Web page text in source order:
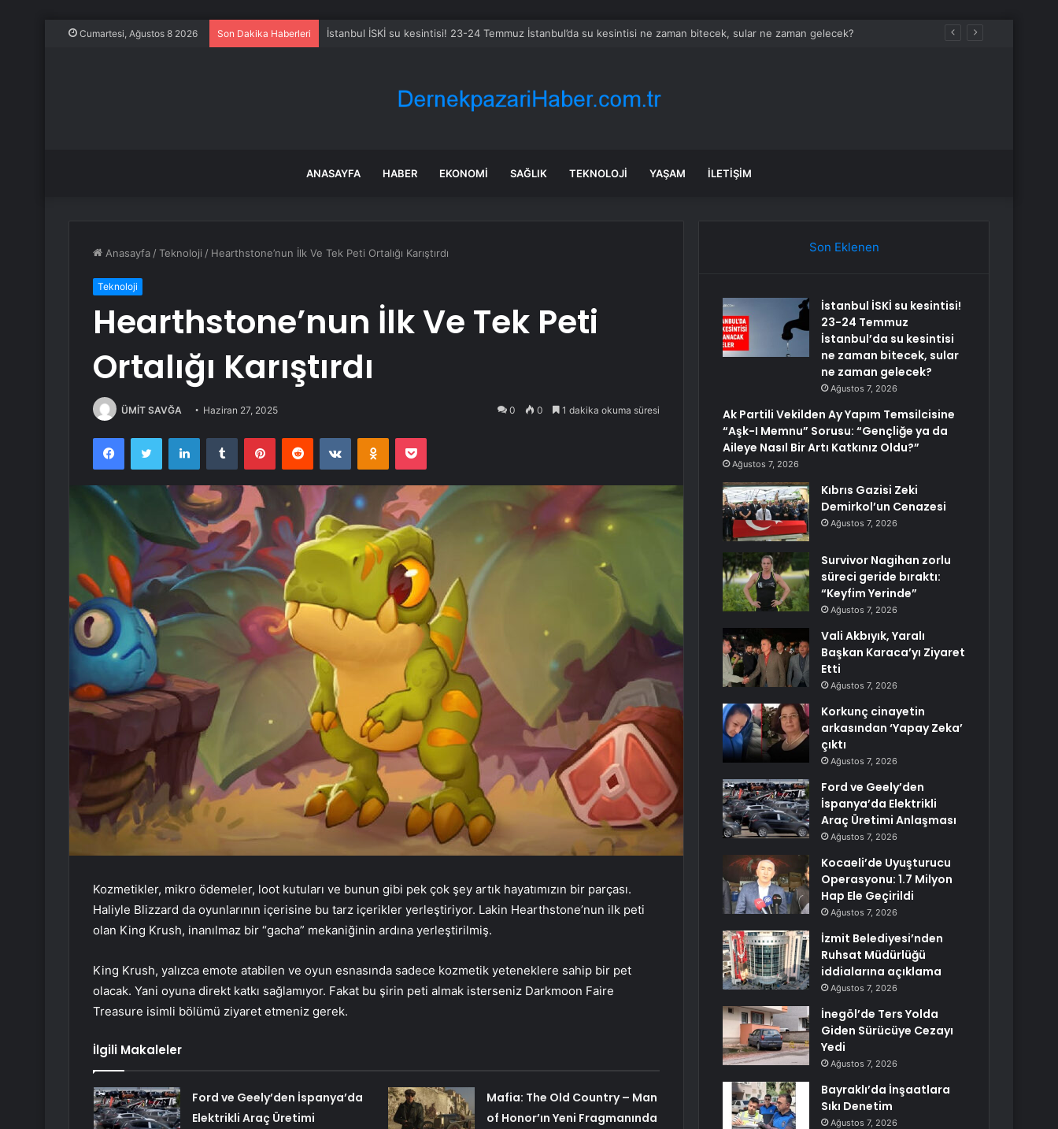
Cumartesi, Ağustos 8 2026 Son Dakika Haberleri Ak Partili Vekilden Ay Yapım Temsilcisine “Aşk-I Memnu” Sorusu: “Gençliğe ya da Aileye Nasıl Bir Artı Katkınız Oldu?”
ANASAYFA HABER EKONOMI SAĞLIK TEKNOLOJI YAŞAM İLETIŞIM
Anasayfa /Teknoloji / Hearthstone’nun İlk Ve Tek Peti Ortalığı Karıştırdı
Teknoloji
Hearthstone’nun İlk Ve Tek Peti
Ortalığı Karıştırdı
ÜMİT SAVĞA Haziran 27, 2025 0 0 1 dakika okuma süresi
FacebookTwitter LinkedInTumblr PinterestReddit VKontakteOdnoklassniki
Pocket
Kozmetikler, mikro ödemeler, loot kutuları ve bunun gibi pek çok şey artık hayatımızın bir parçası.
Haliyle Blizzard da oyunlarının içerisine bu tarz içerikler yerleştiriyor. Lakin Hearthstone’nun ilk peti
olan King Krush, inanılmaz bir “gacha” mekaniğinin ardına yerleştirilmiş.
King Krush, yalızca emote atabilen ve oyun esnasında sadece kozmetik yeteneklere sahip bir pet
olacak. Yani oyuna direkt katkı sağlamıyor. Fakat bu şirin peti almak isterseniz Darkmoon Faire
Treasure isimli bölümü ziyaret etmeniz gerek.
İlgili Makaleler
Ford ve Geely’den İspanya’da
Elektrikli Araç Üretimi
Mafia: The Old Country – Man
of Honor’ın Yeni Fragmanında
Son Eklenen
İstanbul İSKİ su kesintisi!
23-24 Temmuz
İstanbul’da su kesintisi
ne zaman bitecek, sular
ne zaman gelecek?
Ağustos 7, 2026
Ak Partili Vekilden Ay Yapım Temsilcisine
“Aşk-I Memnu” Sorusu: “Gençliğe ya da
Aileye Nasıl Bir Artı Katkınız Oldu?”
Ağustos 7, 2026
Kıbrıs Gazisi Zeki
Demirkol’un Cenazesi
Ağustos 7, 2026
Survivor Nagihan zorlu
süreci geride bıraktı:
“Keyfim Yerinde”
Ağustos 7, 2026
Vali Akbıyık, Yaralı
Başkan Karaca’yı Ziyaret
Etti
Ağustos 7, 2026
Korkunç cinayetin
arkasından ‘Yapay Zeka’
çıktı
Ağustos 7, 2026
Ford ve Geely’den
İspanya’da Elektrikli
Araç Üretimi Anlaşması
Ağustos 7, 2026
Kocaeli’de Uyuşturucu
Operasyonu: 1.7 Milyon
Hap Ele Geçirildi
Ağustos 7, 2026
İzmit Belediyesi’nden
Ruhsat Müdürlüğü
iddialarına açıklama
Ağustos 7, 2026
İnegöl’de Ters Yolda
Giden Sürücüye Cezayı
Yedi
Ağustos 7, 2026
Bayraklı’da İnşaatlara
Sıkı Denetim
Ağustos 7, 2026